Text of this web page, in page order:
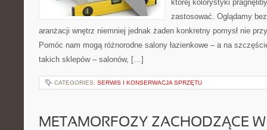
której kolorystyki
zastosować. Oglądamy
aranżacji wnętrz niemniej jednak żaden konkretny pomysł nie
Pomóc nam mogą różnorodne salony łazienkowe – a na
takich sklepów – salonów, […]
CATEGORIES: SERWIS I KONSERWACJA SPRZĘTU
METAMORFOZY ZACHODZĄCE